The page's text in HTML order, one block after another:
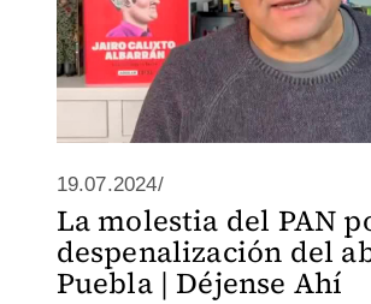
19.07.2024/
La molestia del PAN
despenalización del
Puebla | Déjense Ahí